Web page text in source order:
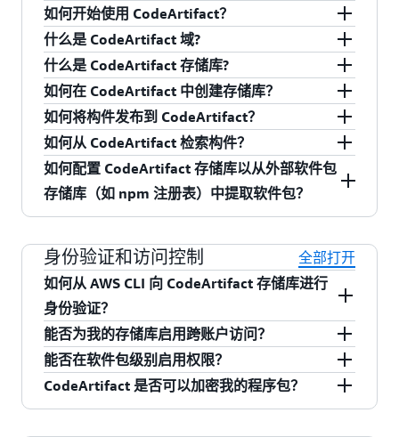
npm 和 yarn（JavaScript）或 pip 和
twine（Python）或 NuGet（.NET）]配合使用。
RubyGems
SwiftPM
通用
Cargo
按月免费使用的存储和请求套餐。有关定价详细
信息，请参阅定价详细信息。
美国东部 (弗吉尼亚北部)
美国东部（俄亥俄）
美国西部（俄勒冈）
欧洲（爱尔兰）
欧洲（伦敦）
欧洲（法兰克福）
欧洲（斯德哥尔摩）
欧洲（米兰）
亚太地区（悉尼）
亚太地区（东京）
亚太地区（孟买）
亚太地区（新加坡）
如何开始使用 CodeArtifact？
您可以通过使用 AWS 管理控制台、开发工具包或
CLI 创建新的域及存储库来开始使用
CodeArtifact。然后，您可以使用常用的软件包管
理器及构建工具，例如 npm 或 yarn CLI
(JavaScript)、maven 或 gradle (Java)、pip
(Python) 或 NuGet (.NET) 将软件包发布到存储
库。您还可以通过 CodeArtifact 存储库使用来自
Python 软件包索引 (PyPI) 或 NuGet.org）的开源
软件包，该存储库存储的是以这种方式使用的任
何软件包。
什么是 CodeArtifact 域?
域是特定于 CodeArtifact 的结构，该结构允许在
多个 AWS 账户中对单个组织拥有的多个
CodeArtifact 存储库进行分组和管理。例如，组织
可能会创建一个中央存储库，用于在团队和项目
级存储库之间共享软件包，以存储仅由单个团队
或应用程序使用的软件包。
什么是 CodeArtifact 存储库?
CodeArtifact 存储库包含一组软件包版本，每个软
件包版本都映射到一组资产。存储库是多语言
的，一个存储库可以包含任何受支持类型的软件
包。每个存储库都公开了终端节点，可用于使用
npm CLI、Maven CLI (mvn)、pip 和 NuGet 等工具
的资源限制，请参阅AWS CodeArtifact 中的配
额。
如何在 CodeArtifact 中创建存储库？
您可以使用控制台向导，或者以编程方式使用
AWS 开发工具包或 CLI 创建存储库。有关更多信
息，请参阅 AWS CodeArtifact 文档中的 创建存储
库 。
如何将构件发布到 CodeArtifact？
您可以使用本地语言工具，例如 npm 或 yarn
(JavaScript)、maven 或 gradle (Java)、twine
(Python) 或 NuGet (.NET)，来发布构件。例如，
先，运行 CodeArtifact CLI “
”命令，然后运行
npm publish 将软件包上传到存储库。作为持续集
成（CI）工作流的一部分，AWS CodeBuild 发布
新的软件包版本时可以运行相同的命令。单击
此
处了解更多信息。
如何从 CodeArtifact 检索构件？
您可以使用语言本机工具来获取构件。例如，要
安装 npm 软件包 webpack 及其所有依赖项，请运
install webpack。npm 从 CodeArtifact 获取
Webpack，根据 webpack 的 package.json 文件中
的信息执行依赖项解析，然后从 CodeArtifact 递
归获取所有必需的依赖项。 单击此处
了解更多信
息。
如何配置 CodeArtifact 存储库以从外部软件包
存储库（如 npm 注册表）中提取软件包？
接的存储库，以从公有存储库（如 npm注册表）
中提取软件包。您还可以使用
AssociateExternalConnection API 在 CodeArtifact
存储库和公有存储库之间创建连接。每当接收到
软件包请求时，CodeArtifact 都会从外部存储库中
提取并缓存所需的软件包（如果这些软件包尚不
存在的话）。
身份验证和访问控制
全部打开
如何从 AWS CLI 向 CodeArtifact 存储库进行
身份验证？
首先，安装 AWS CLI 并为具有访问 CodeArtifact
的适当权限的 IAM 用户或角色配置 AWS 凭证。然
后，您可以使用 CLI 调用 CodeArtifact
能否为我的存储库启用跨账户访问？
符合。CodeArtifact 存储库支持资源策略以启用跨
账户访问。您可以通过控制台或 AWS CLI 添加资
能否在软件包级别启用权限？
CodeArtifact 是否可以加密我的程序包？